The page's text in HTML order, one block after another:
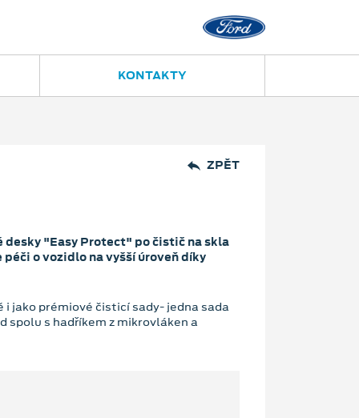
KONTAKTY
ZPĚT
"Easy Protect" po čistič na skla
o vozidlo na vyšší úroveň díky
i jako prémiové čisticí sady- jedna sada
spolu s hadříkem z mikrovláken a